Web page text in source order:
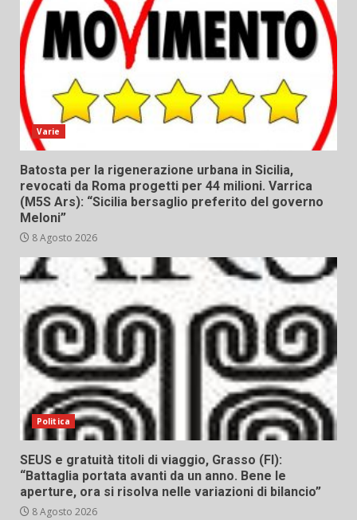
Varie
Batosta per la rigenerazione urbana in Sicilia,
revocati da Roma progetti per 44 milioni. Varrica
(M5S Ars): “Sicilia bersaglio preferito del governo
Meloni”
8 Agosto 2026
Politica
SEUS e gratuità titoli di viaggio, Grasso (FI):
“Battaglia portata avanti da un anno. Bene le
aperture, ora si risolva nelle variazioni di bilancio”
8 Agosto 2026